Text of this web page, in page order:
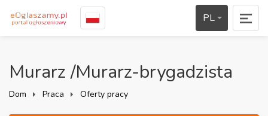
PL
Murarz /Murarz-brygadzista
Dom Praca Oferty pracy